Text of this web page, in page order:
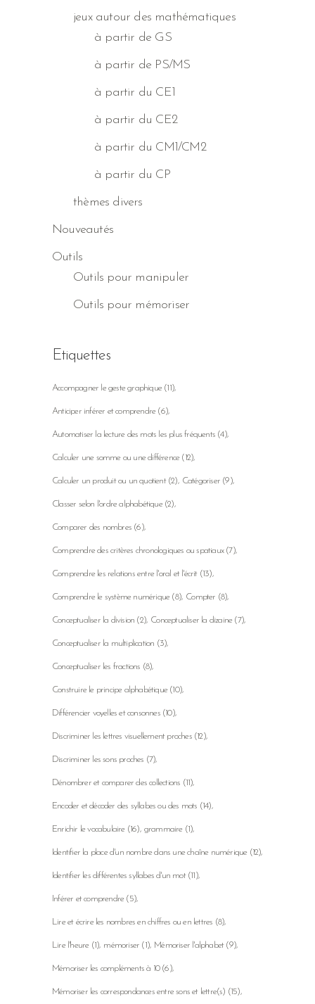
jeux autour des mathématiques
à partir de GS
à partir de PS/MS
à partir du CE1
à partir du CE2
à partir du CM1/CM2
à partir du CP
thèmes divers
Nouveautés
Outils
Outils pour manipuler
Outils pour mémoriser
Etiquettes
Accompagner le geste graphique(11)
Anticiper inférer et comprendre(6)
Automatiser la lecture des mots les plus fréquents (4)
Calculer une somme ou une différence(12)
Calculer un produit ou un quotient(2) Catégoriser (9)
Classer selon l'ordre alphabétique(2)
Comparer des nombres (6)
Comprendre des critères chronologiques ou spatiaux(7)
Comprendre les relations entre l'oral et l'écrit(13)
Comprendre le système numérique(8) Compter (8)
Conceptualiser la division (2) Conceptualiser la dizaine(7)
Conceptualiser la multiplication (3)
Conceptualiser les fractions (8)
Construire le principe alphabétique(10)
Différencier voyelles et consonnes(10)
Discriminer les lettres visuellement proches(12)
Discriminer les sons proches (7)
Dénombrer et comparer des collections (11)
Encoder et décoder des syllabes ou des mots (14)
Enrichir le vocabulaire(16) grammaire(1)
Identifier la place d'un nombre dans une chaîne numérique(12)
Identifier les différentes syllabes d'un mot(11)
Inférer et comprendre(5)
Lire et écrire les nombres en chiffres ou en lettres (8)
Lire l'heure(1) mémoriser (1) Mémoriser l'alphabet(9)
Mémoriser les compléments à 10(6)
Mémoriser les correspondances entre sons et lettre(s) (15)